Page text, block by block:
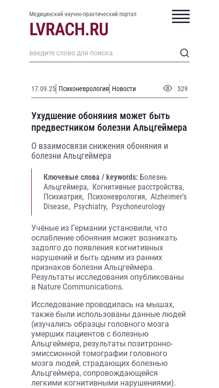
Медицинский научно-практический портал
17.09.25 Психоневрология Новости 529
Ухудшение обоняния может быть
предвестником болезни Альцгеймера
О взаимосвязи снижения обоняния и
болезни Альцгеймера
Ключевые слова / keywords: Болезнь
Альцгеймера, Когнитивные расстройства,
Психиатрия, Психоневрология, Alzheimer's
Disease, Psychiatry, Psychoneurology
Учёные из Германии установили, что
ослабление обоняния может возникать
задолго до появления когнитивных
нарушений и быть одним из ранних
признаков болезни Альцгеймера.
Результаты исследования опубликованы
в Nature Communications.
Исследование проводилась на мышах,
также были использованы данные людей
(изучались образцы головного мозга
умерших пациентов с болезнью
Альцгеймера, результаты позитронно-
эмиссионной томографии головного
мозга людей, страдающих болезнью
Альцгеймера, сопровождающейся
легкими когнитивными нарушениями).